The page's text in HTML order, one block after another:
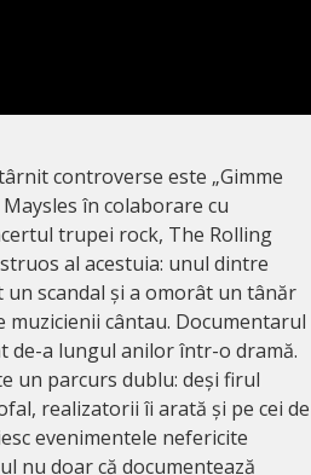
controverse este „Gimme
în colaborare cu
trupei rock, The Rolling
al acestuia: unul dintre
scandal și a omorât un tânăr
muzicienii cântau. Documentarul
de-a lungul anilor într-o dramă.
un parcurs dublu: deși firul
realizatorii îi arată și pe cei de
evenimentele nefericite
nu doar că documentează